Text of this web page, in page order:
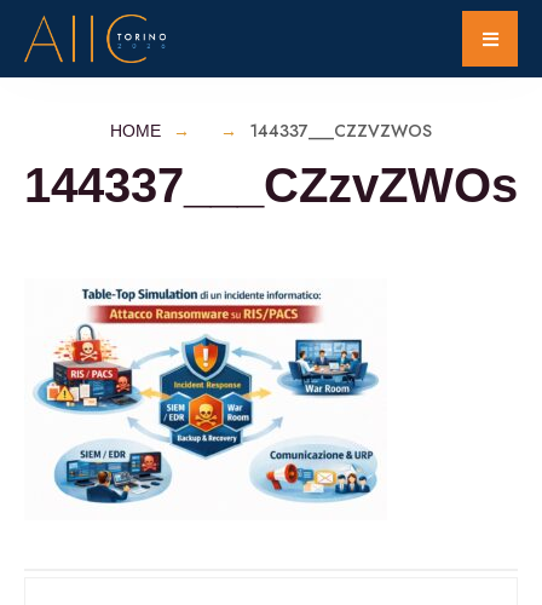
HOME 144337___CZZVZWOS
144337___CZzvZWOs